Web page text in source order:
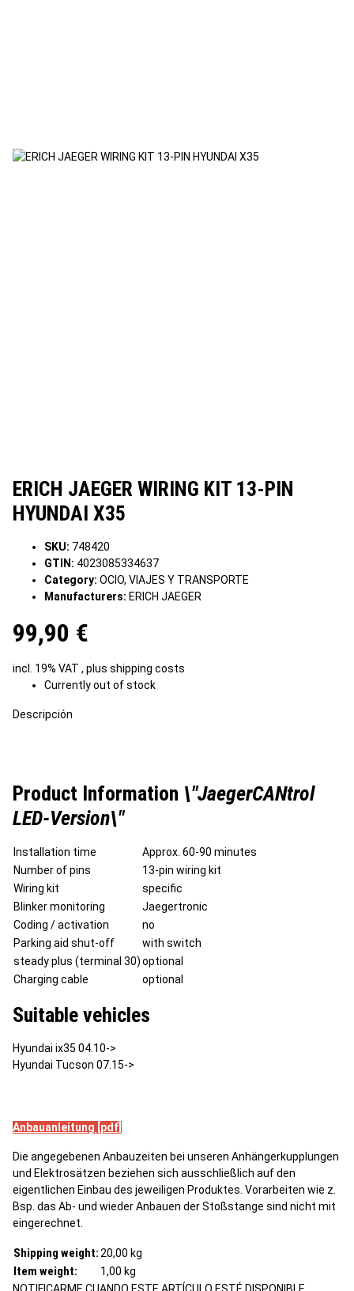
ERICH JAEGER WIRING KIT 13-PIN
HYUNDAI X35
SKU: 748420
GTIN: 4023085334637
Category: OCIO, VIAJES Y TRANSPORTE
Manufacturers: ERICH JAEGER
99,90 €
incl. 19% VAT , plus shipping costs
Currently out of stock
Descripción
Product Information \"JaegerCANtrol
LED-Version\"
Installation time
Approx. 60-90 minutes
Number of pins
13-pin wiring kit
Wiring kit
specific
Blinker monitoring
Jaegertronic
Coding / activation
no
Parking aid shut-off
with switch
steady plus (terminal 30)optional
Charging cable
optional
Suitable vehicles
Hyundai ix35 04.10->
Hyundai Tucson 07.15->
Anbauanleitung [pdf]
Die angegebenen Anbauzeiten bei unseren Anhängerkupplungen
und Elektrosätzen beziehen sich ausschließlich auf den
eigentlichen Einbau des jeweiligen Produktes. Vorarbeiten wie z.
Bsp. das Ab- und wieder Anbauen der Stoßstange sind nicht mit
eingerechnet.
Shipping weight: 20,00 kg
Item weight: 1,00 kg